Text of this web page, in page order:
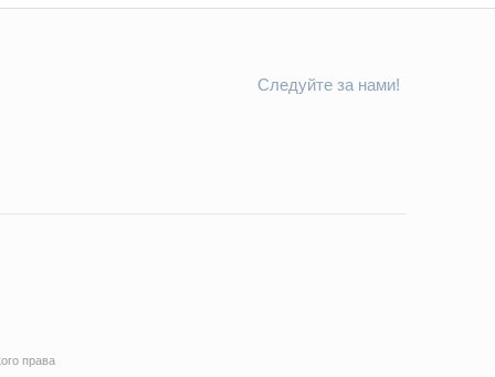
Следуйте за нами!
права